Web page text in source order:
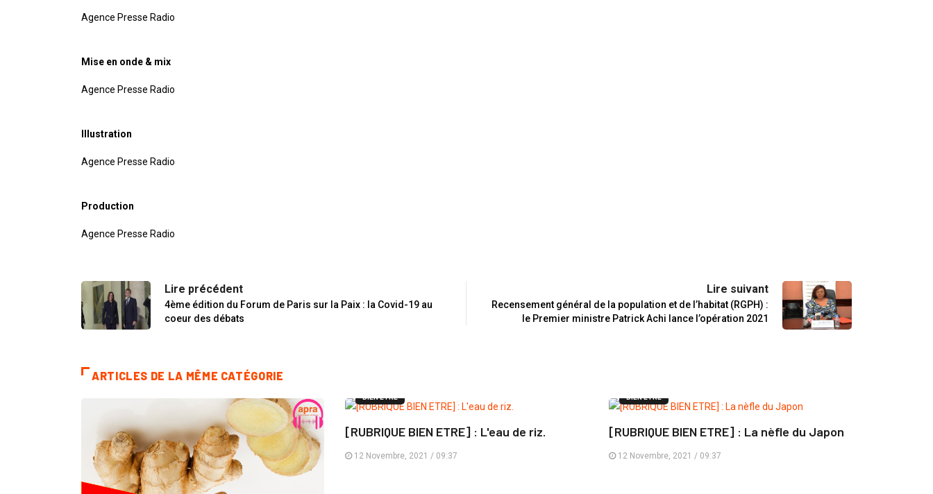
Agence Presse Radio
Mise en onde & mix
Agence Presse Radio
Illustration
Agence Presse Radio
Production
Agence Presse Radio
Lire précédent
4ème édition du Forum de Paris sur la Paix : la Covid-19 au
coeur des débats
Lire suivant
Recensement général de la population et de l’habitat (RGPH) :
le Premier ministre Patrick Achi lance l’opération 2021
ARTICLES DE LA MÊME CATÉGORIE
BIEN ÊTRE
[RUBRIQUE BIEN ETRE] : L'eau de riz.
12 Novembre, 2021 / 09:37
BIEN ÊTRE
[RUBRIQUE BIEN ETRE] : La nèfle du Japon
12 Novembre, 2021 / 09:37